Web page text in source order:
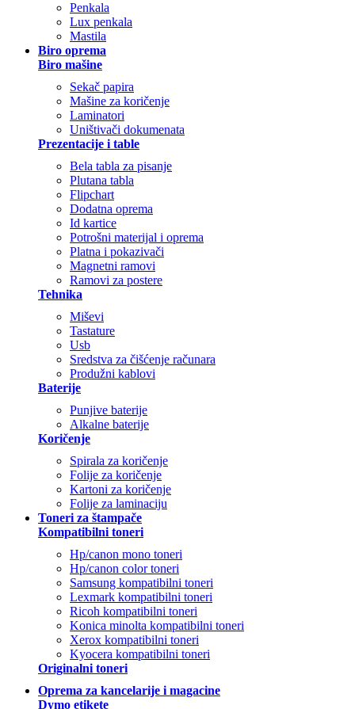
Penkala
Lux penkala
Mastila
Biro oprema
Biro mašine
Sekač papira
Mašine za koričenje
Laminatori
Uništivači dokumenata
Prezentacije i table
Bela tabla za pisanje
Plutana tabla
Flipchart
Dodatna oprema
Id kartice
Potrošni materijal i oprema
Platna i pokazivači
Magnetni ramovi
Ramovi za postere
Tehnika
Miševi
Tastature
Usb
Sredstva za čišćenje računara
Produžni kablovi
Baterije
Punjive baterije
Alkalne baterije
Koričenje
Spirala za koričenje
Folije za koričenje
Kartoni za koričenje
Folije za laminaciju
Toneri za štampače
Kompatibilni toneri
Hp/canon mono toneri
Hp/canon color toneri
Samsung kompatibilni toneri
Lexmark kompatibilni toneri
Ricoh kompatibilni toneri
Konica minolta kompatibilni toneri
Xerox kompatibilni toneri
Kyocera kompatibilni toneri
Originalni toneri
Oprema za kancelarije i magacine
Dymo etikete